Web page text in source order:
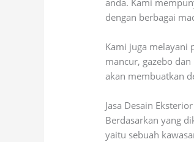
anda. Kami
dengan berbagai
Kami juga melayani
mancur, gazebo
akan membuatkan
Jasa Desain
Berdasarkan yang
yaitu sebuah